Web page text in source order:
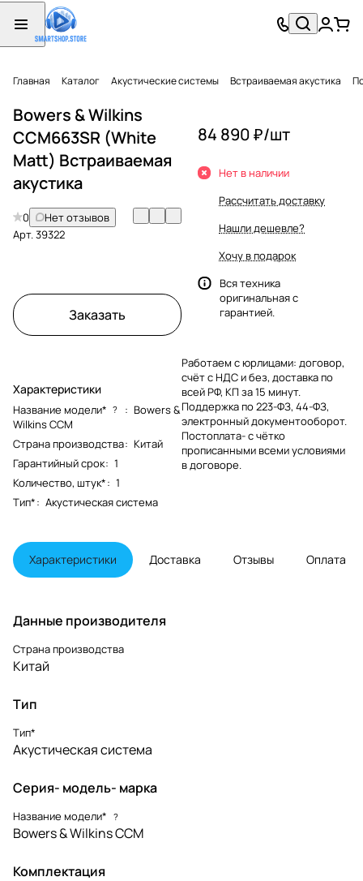
Главная Каталог Акустические системы Встраиваемая акустика
Bowers & Wilkins
CCM663SR (White
Matt) Встраиваемая
акустика
0
Нет отзывов
Арт.39322
Заказать
Характеристики
Название модели* ? : Bowers &
Wilkins CCM
Страна производства: Китай
Гарантийный срок: 1
Количество, штук*: 1
Тип*: Акустическая система
84 890 ₽/шт
Нет в наличии
Рассчитать доставку
Нашли дешевле?
Хочу в подарок
Вся техника
оригинальная с
гарантией.
Работаем с юрлицами: договор,
счёт с НДС и без, доставка по
всей РФ, КП за 15 минут.
Поддержка по 223-ФЗ, 44-ФЗ,
электронный документооборот.
Постоплата- с чётко
прописанными всеми условиями
в договоре.
Характеристики Доставка Отзывы Оплата
Данные производителя
Страна производства
Китай
Тип
Тип*
Акустическая система
Серия- модель- марка
Название модели* ?
Bowers & Wilkins CCM
Комплектация